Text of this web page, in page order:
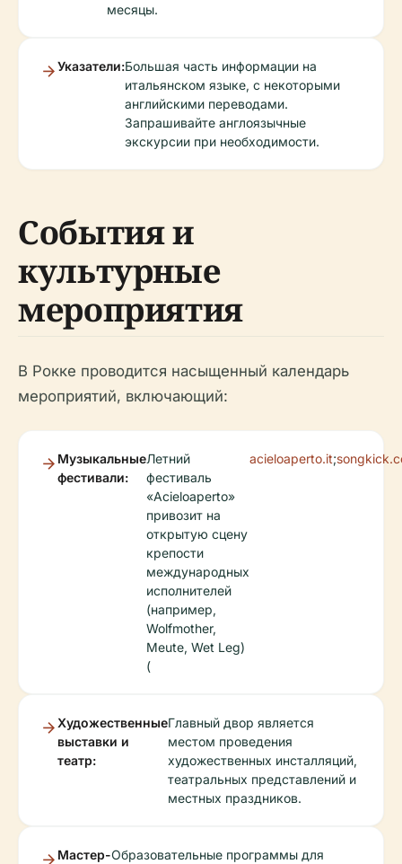
месяцы.
Указатели:Большая часть информации на
итальянском языке, с некоторыми
английскими переводами.
Запрашивайте англоязычные
экскурсии при необходимости.
События и
культурные
мероприятия
В Рокке проводится насыщенный календарь
мероприятий, включающий:
Музыкальные
фестивали:
Летний
фестиваль
«Acieloaperto»
привозит на
открытую сцену
крепости
международных
исполнителей
(например,
Wolfmother,
Meute, Wet Leg)
(
acieloaperto.it;
Художественные
выставки и
театр:
Главный двор является
местом проведения
художественных инсталляций,
театральных представлений и
местных праздников.
Мастер-Образовательные программы для